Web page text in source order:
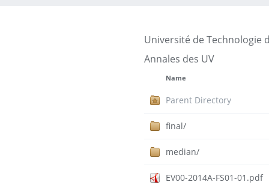
Université de Technologie
Annales des UV
Name
Parent Directory
final/
median/
EV00-2014A-FS01-01.pdf